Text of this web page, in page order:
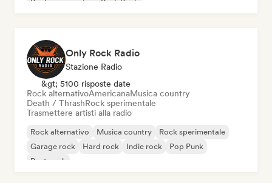
Rock progressivo
Punk Rock
Only Rock Radio
Stazione Radio
&gt; 5100 risposte date
Rock alternativoAmericanaMusica country
Death / ThrashRock sperimentale
Trasmettere artisti alla radio
Rock alternativo Musica country
Rock sperimentale
Garage rock
Hard rock Indie rock
Pop Punk
Post punk